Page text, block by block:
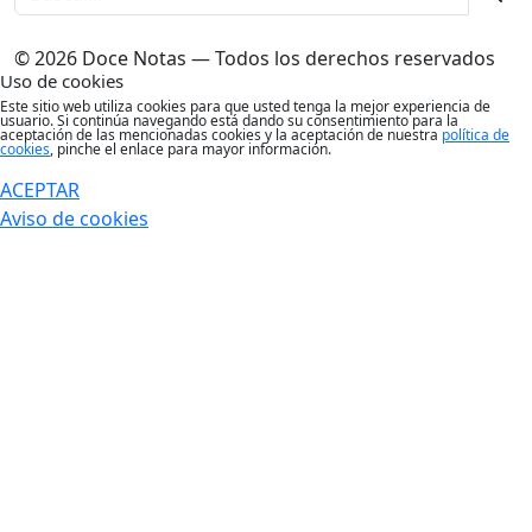
© 2026 Doce Notas — Todos los derechos reservados
Uso de cookies
Este sitio web utiliza cookies para que usted tenga la mejor experiencia de
usuario. Si continúa navegando está dando su consentimiento para la
aceptación de las mencionadas cookies y la aceptación de nuestra política de
cookies, pinche el enlace para mayor información.
ACEPTAR
Aviso de cookies